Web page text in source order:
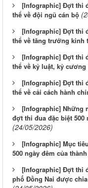
[Infographic] Đợt thi
thể về đội ngũ cán bộ
[Infographic] Đợt thi
thể về tăng trưởng kinh
[Infographic] Đợt thi
thể về kỷ luật, kỷ cương
[Infographic] Đợt thi
thể về cải cách hành
[Infographic] Những
đợt thi đua đặc biệt 500
(24/05/2026)
[Infographic] Mục
500 ngày đêm của
[Infographic] Đợt thi
phố Đồng Nai được